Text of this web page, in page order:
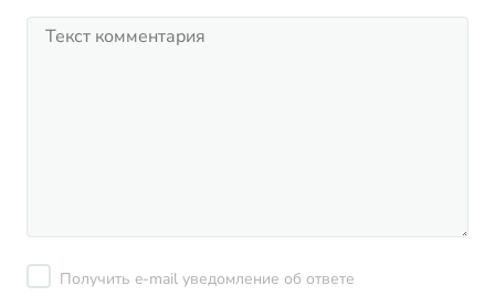
Получить e-mail уведомление об ответе